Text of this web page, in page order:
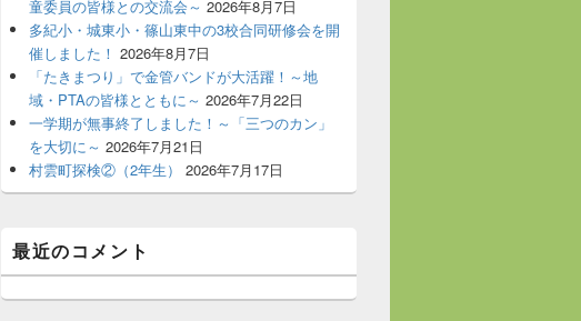
童委員の皆様との交流会～ 2026年8月7日
多紀小・城東小・篠山東中の3校合同研修会を開
催しました！ 2026年8月7日
「たきまつり」で金管バンドが大活躍！～地
域・PTAの皆様とともに～ 2026年7月22日
一学期が無事終了しました！～「三つのカン」
を大切に～ 2026年7月21日
村雲町探検②（2年生）
2026年7月17日
最近のコメント